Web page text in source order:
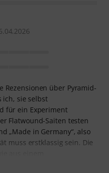
Rezensionen über Pyramid-
ich, sie selbst
für ein Experiment
Flatwound-Saiten testen
„Made in Germany“, also
muss erstklassig sein. Die